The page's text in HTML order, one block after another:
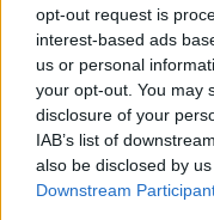
opt-out request is
interest-based ads
us or personal
your opt-out. You may
disclosure of your
IAB’s list of
also be disclosed by
Downstream
specjalny tryb
energii pozwala
pracować
ładowania
Komputery
systemach